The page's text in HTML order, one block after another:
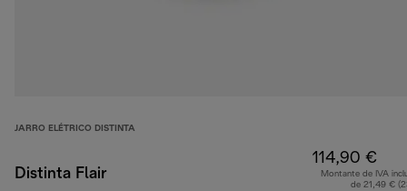
JARRO ELÉTRICO DISTINTA
Distinta Flair
114,90 €
Montante de IVA
de 21,49 €